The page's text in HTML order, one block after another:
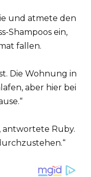
und atmete den
Shampoos ein,
fallen.
Die Wohnung in
aber hier bei
antwortete Ruby.